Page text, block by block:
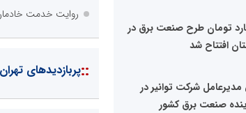
میلیارد تومان طرح صنعت برق در
افتتاح شد
شرکت توانیر در
صنعت برق کشور
روایت خدمت
::پربازدیدهای تهران